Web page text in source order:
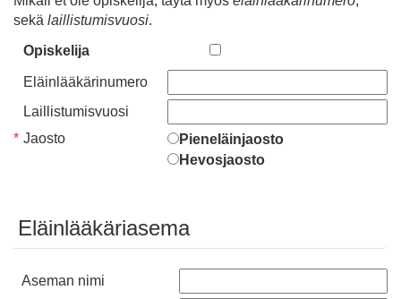
sekä laillistumisvuosi.
Opiskelija
Eläinlääkärinumero
Laillistumisvuosi
* Jaosto
Pieneläinjaosto
Hevosjaosto
Eläinlääkäriasema
Aseman nimi